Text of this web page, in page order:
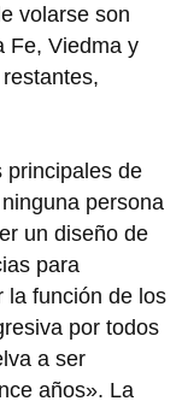
volarse son
Fe, Viedma y
principales de
persona
un diseño de
para
la función de los
por todos
a ser
años». La